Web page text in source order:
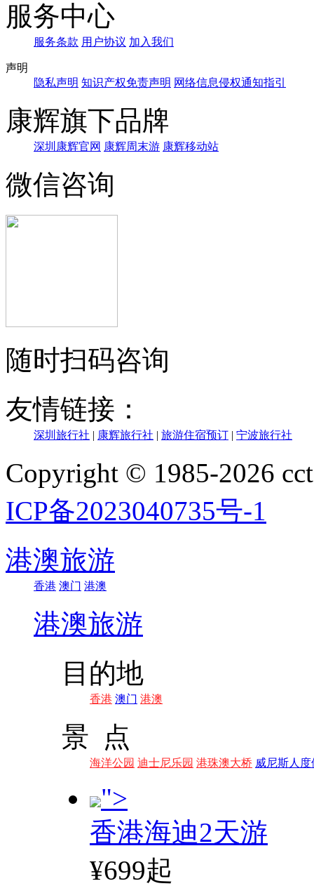
服务中心
服务条款 用户协议 加入我们
声明
隐私声明 知识产权免责声明 网络信息侵权通知指引
康辉旗下品牌
深圳康辉官网 康辉周末游 康辉移动站
微信咨询
随时扫码咨询
友情链接：
深圳旅行社 | 康辉旅行社 | 旅游住宿预订 | 宁波旅行社
Copyright © 1985-2026
ICP备2023040735号-1
港澳旅游
香港 澳门 港澳
港澳旅游
目的地
香港 澳门 港澳
景 点
海洋公园 迪士尼乐园 港珠澳大桥 威尼斯人度
">
香港海迪2天游
¥699起